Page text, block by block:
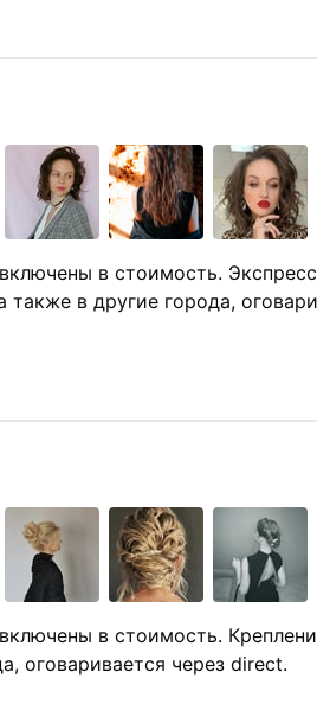
в стоимость.
в другие города,
в стоимость.
оговаривается через direct.